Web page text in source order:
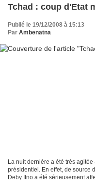
Tchad : coup d'Etat
Publié le 19/12/2008 à 15:13
Par Ambenatna
La nuit dernière a été très
présidentiel. En effet, de source
Deby Itno a été sérieusement